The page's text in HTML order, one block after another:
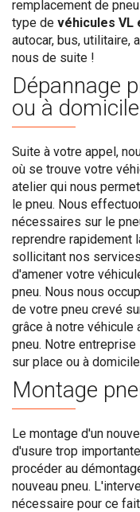
remplacement de
type de véhicules VL
autocar, bus, utilitaire,
nous de suite !
Dépannage
ou à domicile
Suite à votre appel,
où se trouve votre
atelier qui nous
le pneu. Nous
nécessaires sur le
reprendre rapidement
sollicitant nos
d'amener votre
pneu. Nous nous
de votre pneu crevé
grâce à notre véhicule
pneu. Notre
sur place ou à
Montage
Le montage d'un
d'usure trop
procéder au
nouveau pneu.
nécessaire pour ce